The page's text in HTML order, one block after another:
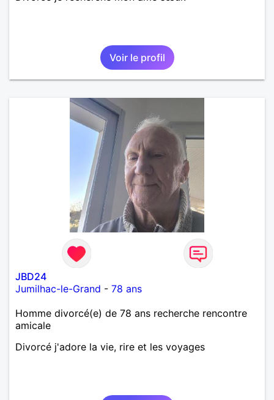
Voir le profil
JBD24
Jumilhac-le-Grand - 78 ans
Homme divorcé(e) de 78 ans recherche rencontre
amicale
Divorcé j'adore la vie, rire et les voyages